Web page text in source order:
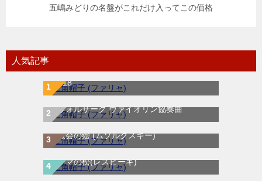
五嶋みどりの名盤がこれだけ入ってこの価格
人気記事
Op.18
ドヴォルザーク ヴァイオリン協奏曲
展覧会の絵 (ムソルグスキー)
ローマの松(レスピーギ)